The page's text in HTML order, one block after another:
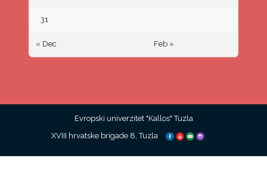
« Dec Feb »
31
Evropski univerzitet "Kallos" Tuzla
XVIII hrvatske brigade 8, Tuzla